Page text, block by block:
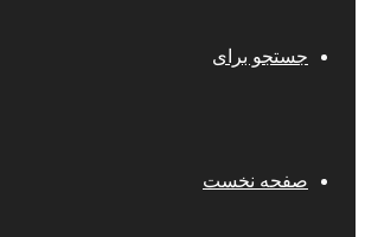
جستجو برای
صفحه نخست